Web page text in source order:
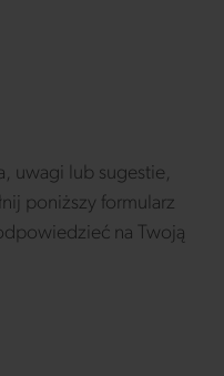
uwagi lub sugestie,
poniższy formularz
na Twoją